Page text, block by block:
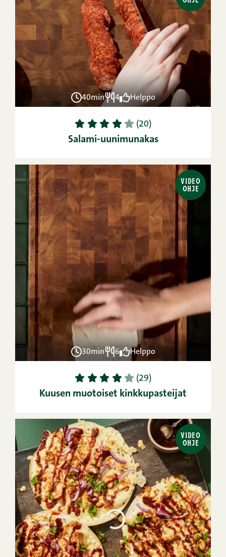
40min 4 Helppo
1 2 3 4 5 (20)
Salami-uunimunakas
VIDEO
OHJE
30min 6 Helppo
1 2 3 4 5 (29)
Kuusen muotoiset kinkkupasteijat
VIDEO
OHJE